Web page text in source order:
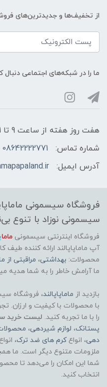
از تخفیف‌ها و جدیدترین‌های
ما را در شبکه‌های اجتماعی دنبال
هفت روز هفته از ساعت 9 تا 21 پاسخگوی شما هستیم
شماره تماس:
08642222771
آدرس ایمیل:
فروشگاه سیسمونی
سیسمونی نوزاد با تنوع
فروشگاه اینترنتی سیسمونی ماما
آپ ماماپاپالند ارائه کننده طیف
محصولات: بهداشتی، مراقبتی از
ما آرامش خاطر را به شما هدیه
بازدید از ماماپاپالند، فروشگاه
با محصولات با کیفیت و ارزان.
را با ما تجربه کنید. لیست خرید
پستانک، لوازم شیردهی،
دهی، انواعکرم های ضد ترک، انواع
ملزومات متنوع دیگر است. ما
شما این امکان را می‌دهد تا
انتخاب کنید.